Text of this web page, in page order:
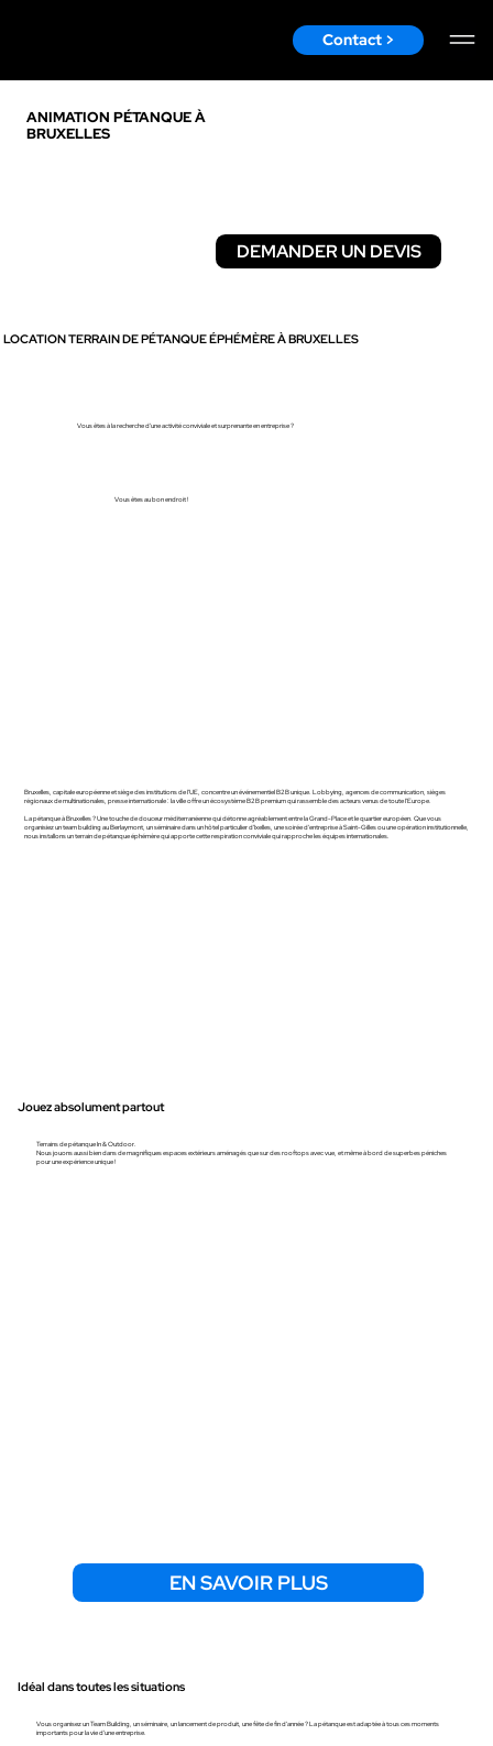
Contact >
ANIMATION PÉTANQUE À
BRUXELLES
DEMANDER UN DEVIS
LOCATION TERRAIN DE PÉTANQUE ÉPHÉMÈRE À BRUXELLES
Vous êtes à la recherche d'une activité conviviale et surprenante en entreprise ?
Vous êtes au bon endroit !
Bruxelles, capitale européenne et siège des institutions de l'UE, concentre un événementiel B2B unique. Lobbying, agences de communication, sièges
régionaux de multinationales, presse internationale : la ville offre un écosystème B2B premium qui rassemble des acteurs venus de toute l'Europe.
La pétanque à Bruxelles ? Une touche de douceur méditerranéenne qui détonne agréablement entre la Grand-Place et le quartier européen. Que vous
organisiez un team building au Berlaymont, un séminaire dans un hôtel particulier d'Ixelles, une soirée d'entreprise à Saint-Gilles ou une opération institutionnelle,
nous installons un terrain de pétanque éphémère qui apporte cette respiration conviviale qui rapproche les équipes internationales.
Jouez absolument partout
Terrains de pétanque In & Outdoor.
Nous jouons aussi bien dans de magnifiques espaces extérieurs aménagés que sur des rooftops avec vue, et même à bord de superbes péniches
pour une expérience unique !
EN SAVOIR PLUS
Idéal dans toutes les situations
Vous organisez un Team Building, un séminaire, un lancement de produit, une fête de fin d'année ? La pétanque est adaptée à tous ces moments
importants pour la vie d'une entreprise.